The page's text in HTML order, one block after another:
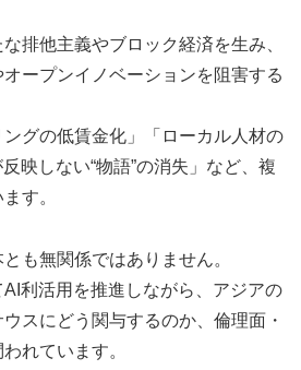
排他主義やブロック経済を生み、
ープンイノベーションを阻害する
グの低賃金化」「ローカル人材の
映しない“物語”の消失」など、複
す。
も無関係ではありません。
利活用を推進しながら、アジアの
スにどう関与するのか、倫理面・
れています。